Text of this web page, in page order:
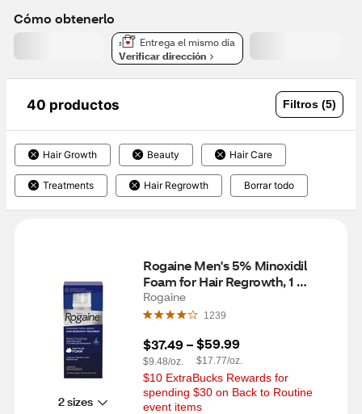
Cómo obtenerlo
Entrega el mismo día
Verificar dirección
40 productos Filtros (5)
Hair Growth Beauty Hair Care
Treatments Hair Regrowth Borrar todo
2 sizes
Rogaine Men's 5% Minoxidil
Foam for Hair Regrowth, 1
Month Supply
Rogaine
1239
$37.49 –
$9.48/oz.
$59.99
$17.77/oz.
$10 ExtraBucks Rewards for
spending $30 on Back to Routine
event items